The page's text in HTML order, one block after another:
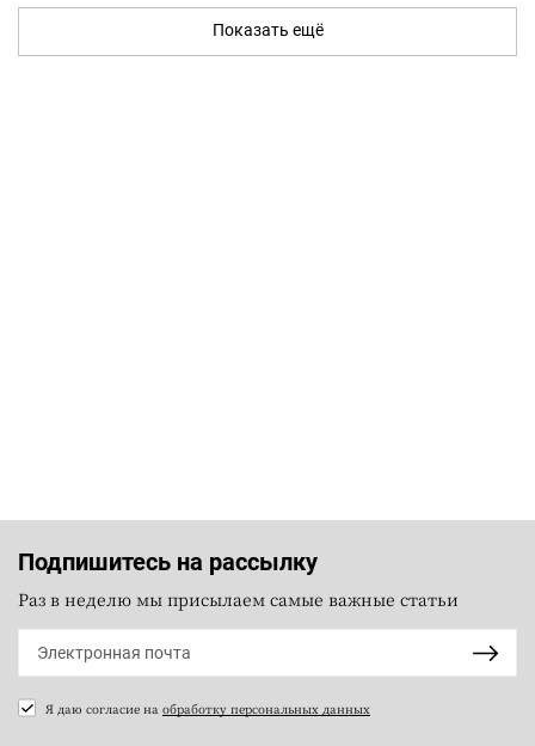
Показать ещё
Подпишитесь на рассылку
Раз в неделю мы присылаем самые важные статьи
Я даю согласие на обработку персональных данных